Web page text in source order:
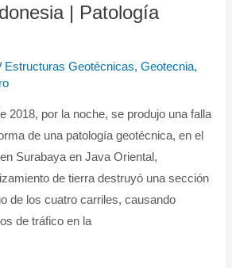
| Patología
Estructuras Geotécnicas,Geotecnia,
2018, por la noche, se produjo una falla
de una patología geotécnica, en el
Surabaya en Java Oriental,
de tierra destruyó una sección
de los cuatro carriles, causando
de tráfico en la